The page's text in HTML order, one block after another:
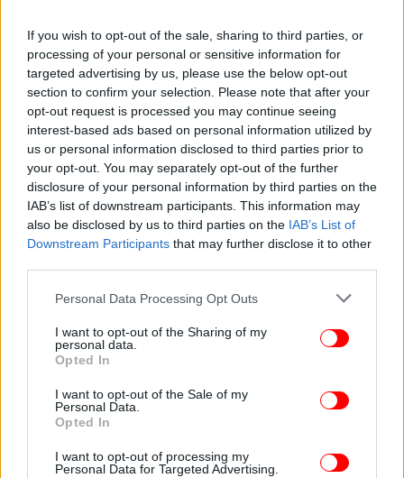
If you wish to opt-out of the sale, sharing to third parties, or
processing of your personal or sensitive information for
targeted advertising by us, please use the below opt-out
section to confirm your selection. Please note that after your
opt-out request is processed you may continue seeing
interest-based ads based on personal information utilized by
us or personal information disclosed to third parties prior to
your opt-out. You may separately opt-out of the further
disclosure of your personal information by third parties on the
IAB’s list of downstream participants. This information may
also be disclosed by us to third parties on the IAB’s List of
Downstream Participants that may further disclose it to other
Please note that this website/app uses one or more Google
not limited to your visit or usage behaviour. You may click to
grant or deny consent to Google and its third-party tags to
use your data for below specified purposes in below Google
consent section.
Personal Data Processing Opt Outs
I want to opt-out of the Sharing of my
personal data.
Opted In
I want to opt-out of the Sale of my
Personal Data.
Opted In
I want to opt-out of processing my
Personal Data for Targeted Advertising.
ΠΟΛΙΤΙΚΗ 25/06/2025 17:43
Νίκος Παπανδρέου: «Ζητώ επείγον ψήφισμα του
Ευρωκοινοβουλίου για την προστασία των
χριστιανών στη Συρία»